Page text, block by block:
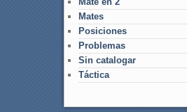
Mates
Posiciones
Problemas
Sin catalogar
Táctica